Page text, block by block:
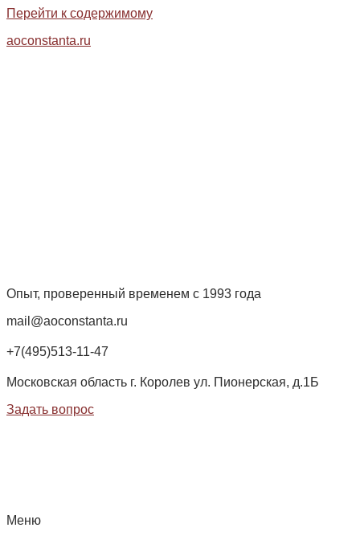
Перейти к содержимому
aoconstanta.ru
Опыт, проверенный временем с 1993 года
mail@aoconstanta.ru
+7(495)513-11-47
Московская область г. Королев ул. Пионерская, д.1Б
Задать вопрос
Меню